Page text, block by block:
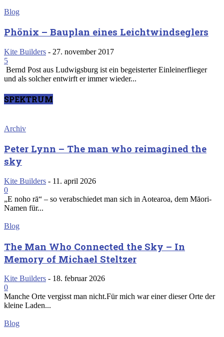
Blog
Phönix – Bauplan eines Leichtwindseglers
Kite Builders - 27. november 2017
5
Bernd Post aus Ludwigsburg ist ein begeisterter Einleinerflieger
und als solcher entwirft er immer wieder...
SPEKTRUM
Archiv
Peter Lynn – The man who reimagined the
sky
Kite Builders - 11. april 2026
0
„E noho rā“ – so verabschiedet man sich in Aotearoa, dem Māori-
Namen für...
Blog
The Man Who Connected the Sky – In
Memory of Michael Steltzer
Kite Builders - 18. februar 2026
0
Manche Orte vergisst man nicht.Für mich war einer dieser Orte der
kleine Laden...
Blog